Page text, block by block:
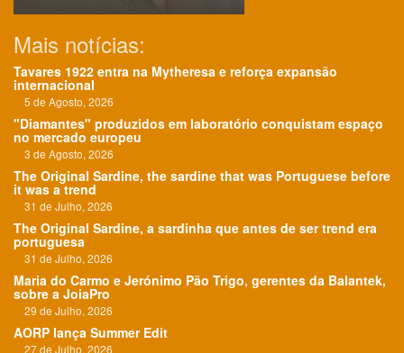
Mais notícias:
Tavares 1922 entra na Mytheresa e reforça expansão
internacional
5 de Agosto, 2026
"Diamantes" produzidos em laboratório conquistam espaço
no mercado europeu
3 de Agosto, 2026
The Original Sardine, the sardine that was Portuguese before
it was a trend
31 de Julho, 2026
The Original Sardine, a sardinha que antes de ser trend era
portuguesa
31 de Julho, 2026
Maria do Carmo e Jerónimo Pão Trigo, gerentes da Balantek,
sobre a JoiaPro
29 de Julho, 2026
AORP lança Summer Edit
27 de Julho, 2026